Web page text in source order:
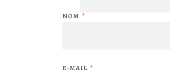
NOM *
E-MAIL *